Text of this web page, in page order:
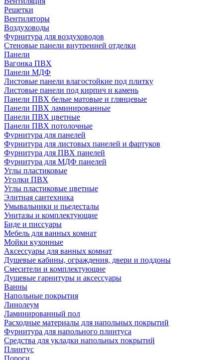
Решетки
Вентиляторы
Воздуховоды
Фурнитура для воздуховодов
Стеновые панели внутренней отделки
Панели
Вагонка ПВХ
Панели МДФ
Листовые панели влагостойкие под плитку
Листовые панели под кирпич и камень
Панели ПВХ белые матовые и глянцевые
Панели ПВХ ламинированные
Панели ПВХ цветные
Панели ПВХ потолочные
Фурнитура для панелей
Фурнитура для листовых панелей и фартуков
Фурнитура для ПВХ панелей
Фурнитура для МДФ панелей
Углы пластиковые
Уголки ПВХ
Углы пластиковые цветные
Элитная сантехника
Умывальники и пьедесталы
Унитазы и комплектующие
Биде и писсуары
Мебель для ванных комнат
Мойки кухонные
Аксессуары для ванных комнат
Душевые кабины, ограждения, двери и поддоны
Смесители и комплектующие
Душевые гарнитуры и аксессуары
Ванны
Напольные покрытия
Линолеум
Ламинированный пол
Расходные материалы для напольных покрытий
Фурнитура для напольного плинтуса
Средства для укладки напольных покрытий
Плинтус
Пороги